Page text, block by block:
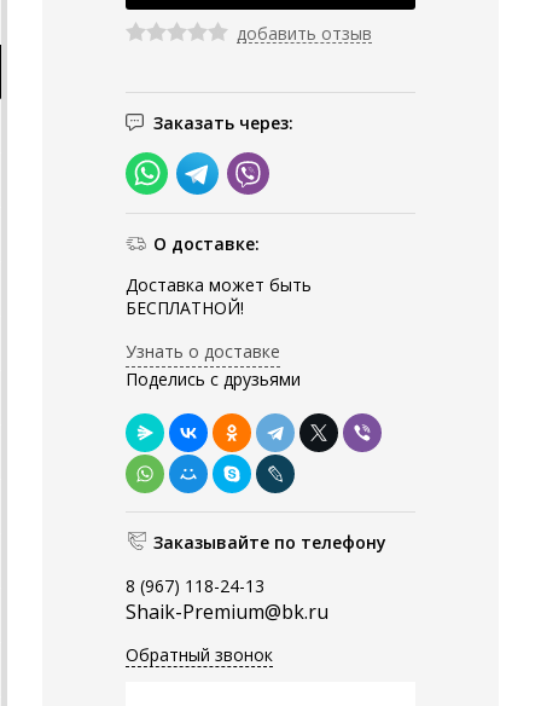
добавить отзыв
Заказать через:
О доставке:
Доставка может быть
БЕСПЛАТНОЙ!
Узнать о доставке
Поделись с друзьями
Заказывайте по телефону
8 (967) 118-24-13
Shaik-Premium@bk.ru
Обратный звонок